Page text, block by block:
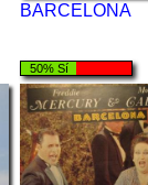
BARCELONA
50% Sí